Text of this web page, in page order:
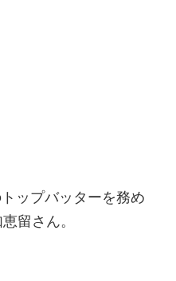
ップバッターを務め
留さん。